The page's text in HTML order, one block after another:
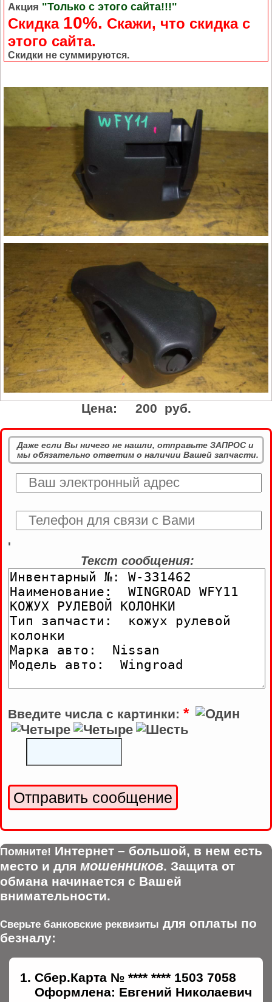
Акция "Только с этого сайта!!!"
Скидка 10%. Cкажи, что скидка с
этого сайта.
Скидки не суммируются.
Цена: 200 руб.
Даже если Вы ничего не нашли, отправьте ЗАПРОС и
мы обязательно ответим о наличии Вашей запчасти.
'
Текст сообщения:
Введите числа с картинки: *
Помните! Интернет – большой, в нем есть
место и для мошенников. Защита от
обмана начинается с Вашей
внимательности.
Сверьте банковские реквизиты для оплаты по
безналу:
Сбер.Карта № **** **** 1503 7058
Оформлена: Евгений Николаевич